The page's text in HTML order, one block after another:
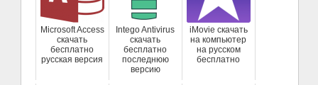
Microsoft Access
скачать
бесплатно
русская версия
Intego Antivirus
скачать
бесплатно
последнюю
версию
iMovie скачать
на компьютер
на русском
бесплатно